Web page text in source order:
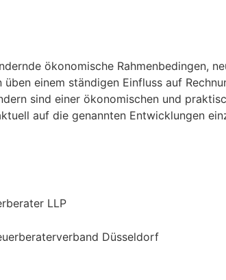
ökonomische Rahmenbedingen,
einem ständigen Einfluss auf
sind einer ökonomischen und
auf die genannten Entwicklungen
LLP
Düsseldorf